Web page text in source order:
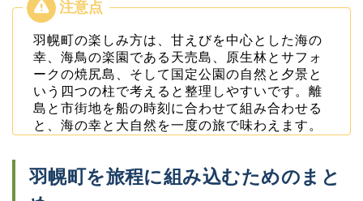
羽幌町の楽しみ方は、甘えびを中心とした海の
幸、海鳥の楽園である天売島、原生林とサフォ
ークの焼尻島、そして国定公園の自然と夕景と
いう四つの柱で考えると整理しやすいです。離
島と市街地を船の時刻に合わせて組み合わせる
と、海の幸と大自然を一度の旅で味わえます。
羽幌町を旅程に組み込むためのまと